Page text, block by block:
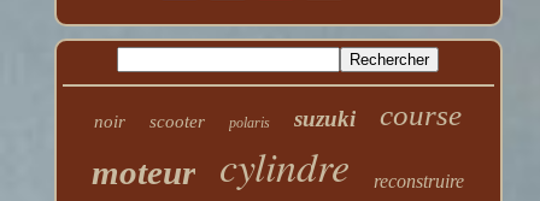
noir scooter polaris suzuki course
moteur cylindre reconstruire